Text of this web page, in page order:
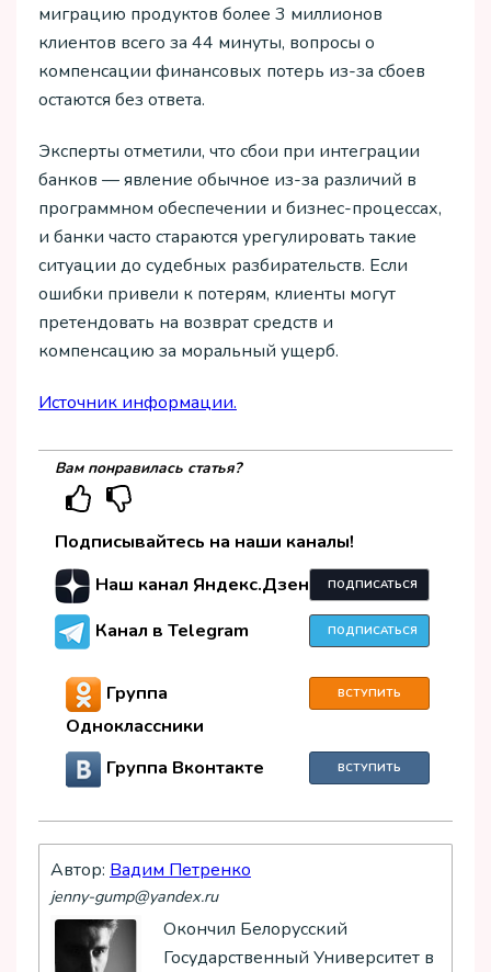
миграцию продуктов более 3 миллионов
клиентов всего за 44 минуты, вопросы о
компенсации финансовых потерь из-за сбоев
остаются без ответа.
Эксперты отметили, что сбои при интеграции
банков — явление обычное из-за различий в
программном обеспечении и бизнес-процессах,
и банки часто стараются урегулировать такие
ситуации до судебных разбирательств. Если
ошибки привели к потерям, клиенты могут
претендовать на возврат средств и
компенсацию за моральный ущерб.
Источник информации.
Вам понравилась статья?
Подписывайтесь на наши каналы!
Наш канал Яндекс.Дзен
ПОДПИСАТЬСЯ
Канал в Telegram ПОДПИСАТЬСЯ
Группа
Одноклассники
ВСТУПИТЬ
Группа Вконтакте ВСТУПИТЬ
Автор: Вадим Петренко
jenny-gump@yandex.ru
Окончил Белорусский
Государственный Университет в